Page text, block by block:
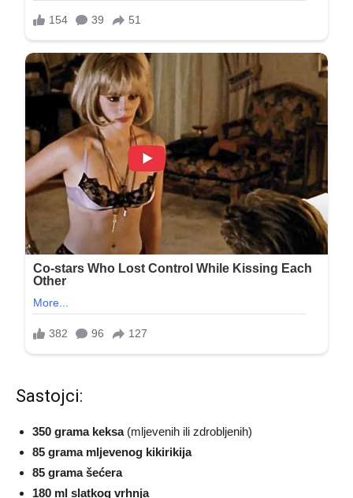
Sastojci:
350 grama keksa(mljevenih ili zdrobljenih)
85 grama mljevenog kikirikija
85 grama šećera
180 ml slatkog vrhnja